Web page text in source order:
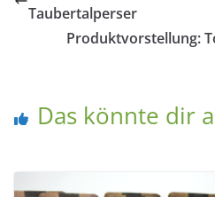
Taubertalperser
Produktvorstellung:
Das könnte dir